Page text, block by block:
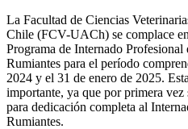
La Facultad de Ciencias
Chile (FCV-UACh) se complace
Programa de Internado
Rumiantes para el período
2024 y el 31 de enero de 2025.
importante, ya que por primera
para dedicación completa al
Rumiantes.